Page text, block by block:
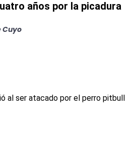
años por la picadura
Cuyo